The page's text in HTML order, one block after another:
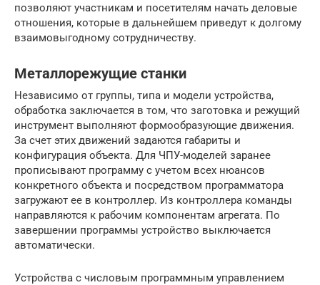
позволяют участникам и посетителям начать деловые
отношения, которые в дальнейшем приведут к долгому
взаимовыгодному сотрудничеству.
Металлорежущие станки
Независимо от группы, типа и модели устройства,
обработка заключается в том, что заготовка и режущий
инструмент выполняют формообразующие движения.
За счет этих движений задаются габариты и
конфигурация объекта. Для ЧПУ-моделей заранее
прописывают программу с учетом всех нюансов
конкретного объекта и посредством программатора
загружают ее в контроллер. Из контроллера команды
направляются к рабочим компонентам агрегата. По
завершении программы устройство выключается
автоматически.
Устройства с числовым программным управлением